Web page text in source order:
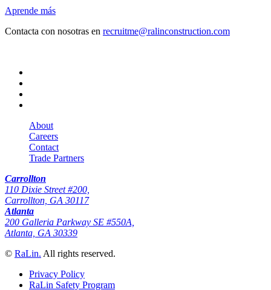
Aprende más
Contacta con nosotras en recruitme@ralinconstruction.com
About
Careers
Contact
Trade Partners
Carrollton
110 Dixie Street #200,
Carrollton, GA 30117
Atlanta
200 Galleria Parkway SE #550A,
Atlanta, GA 30339
© RaLin. All rights reserved.
Privacy Policy
RaLin Safety Program